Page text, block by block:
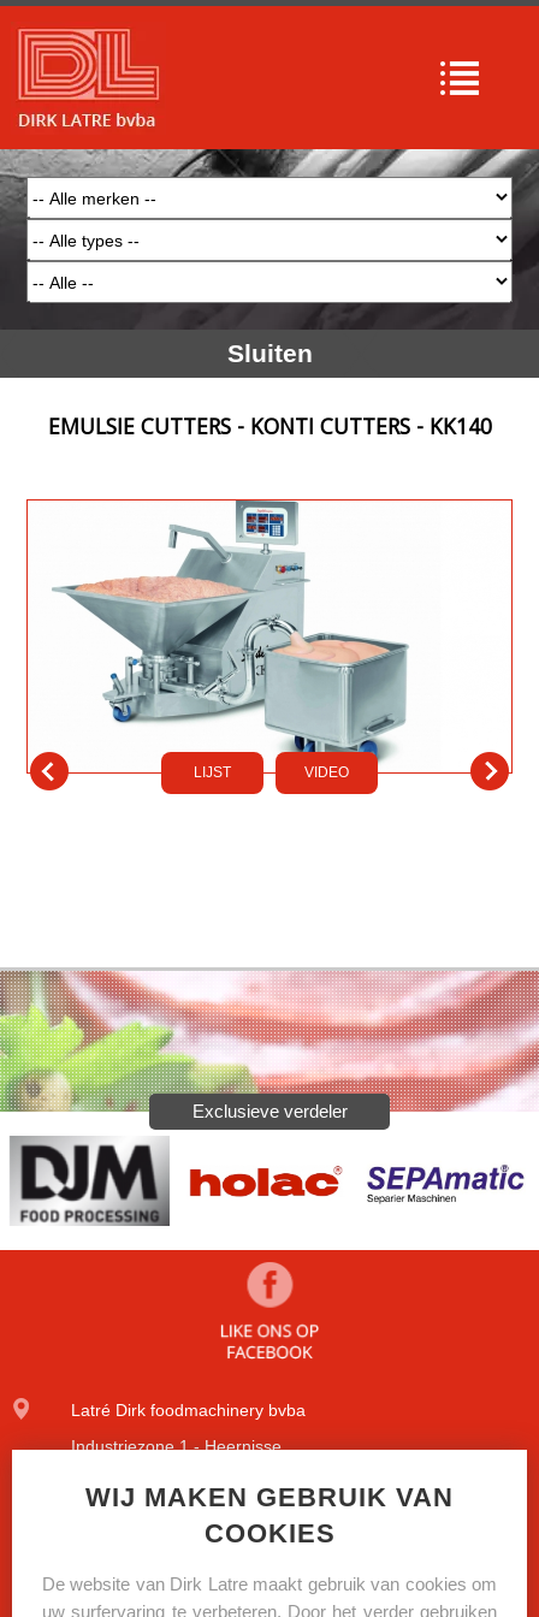
Sluiten
EMULSIE CUTTERS - KONTI CUTTERS - KK140
LIJST VIDEO
Exclusieve verdeler
Latré Dirk foodmachinery bvba
Industriezone 1 - Heernisse
Diamantstraat 9
+32(0)51/51.09.84
WIJ MAKEN GEBRUIK VAN
COOKIES
De website van Dirk Latre maakt gebruik van cookies om
uw surfervaring te verbeteren. Door het verder gebruiken